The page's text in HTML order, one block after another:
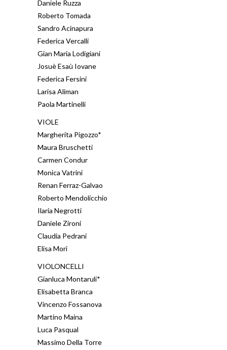
Daniele Ruzza
Roberto Tomada
Sandro Acinapura
Federica Vercalli
Gian Maria Lodigiani
Josuè Esaù Iovane
Federica Fersini
Larisa Aliman
Paola Martinelli
VIOLE
Margherita Pigozzo*
Maura Bruschetti
Carmen Condur
Monica Vatrini
Renan Ferraz-Galvao
Roberto Mendolicchio
Ilaria Negrotti
Daniele Zironi
Claudia Pedrani
Elisa Mori
VIOLONCELLI
Gianluca Montaruli*
Elisabetta Branca
Vincenzo Fossanova
Martino Maina
Luca Pasqual
Massimo Della Torre